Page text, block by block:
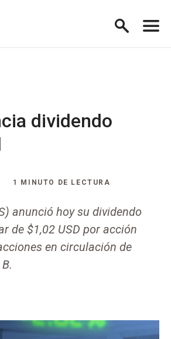
dividendo
1 MINUTO DE LECTURA
anunció hoy su dividendo
de $1,02 USD por acción
en circulación de